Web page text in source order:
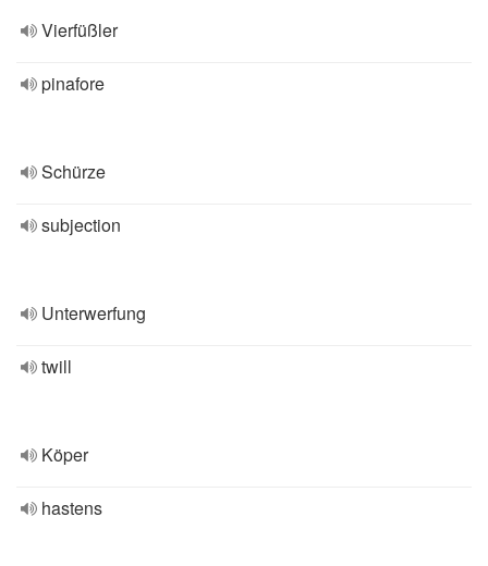
Vierfüßler
pinafore
Schürze
subjection
Unterwerfung
twill
Köper
hastens